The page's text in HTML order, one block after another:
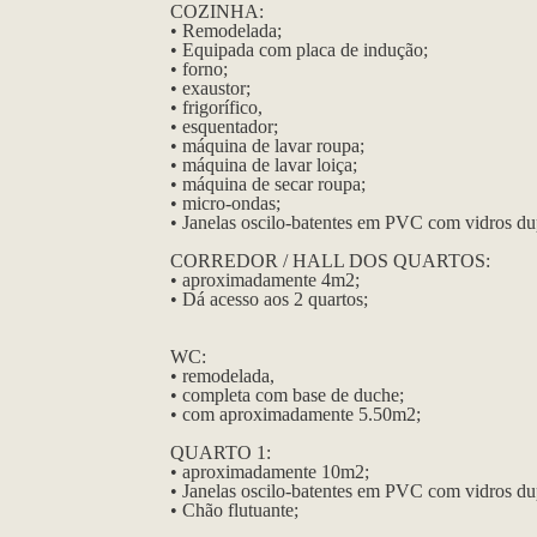
COZINHA:
• Remodelada;
• Equipada com placa de indução;
• forno;
• exaustor;
• frigorífico,
• esquentador;
• máquina de lavar roupa;
• máquina de lavar loiça;
• máquina de secar roupa;
• micro-ondas;
• Janelas oscilo-batentes em PVC com vidros
CORREDOR / HALL DOS QUARTOS:
• aproximadamente 4m2;
• Dá acesso aos 2 quartos;
WC:
• remodelada,
• completa com base de duche;
• com aproximadamente 5.50m2;
QUARTO 1:
• aproximadamente 10m2;
• Janelas oscilo-batentes em PVC com vidros
• Chão flutuante;